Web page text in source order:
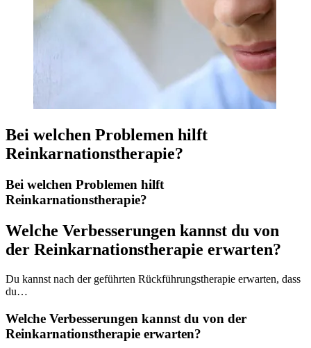
Bei welchen Problemen hilft
Reinkarnationstherapie?
Bei welchen Problemen hilft
Reinkarnationstherapie?
Welche Verbesserungen kannst du von
der Reinkarnationstherapie erwarten?
Du kannst nach der geführten Rückführungstherapie erwarten, dass
du…
Welche Verbesserungen kannst du von der
Reinkarnationstherapie erwarten?